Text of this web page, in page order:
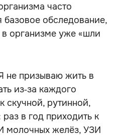
часто
обследование,
в организме уже «шли
не призываю жить в
из‑за каждого
скучной, рутинной,
в год приходить к
молочных желёз, УЗИ